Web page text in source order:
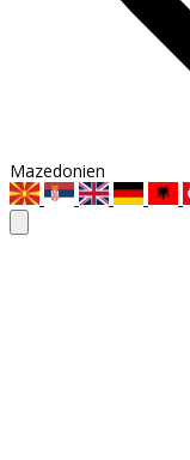
Mazedonien